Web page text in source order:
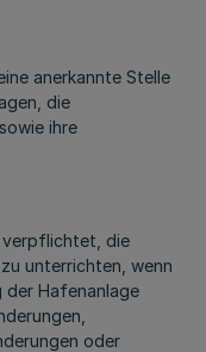
anerkannte Stelle
die
ihre
verpflichtet, die
unterrichten, wenn
der Hafenanlage
oder